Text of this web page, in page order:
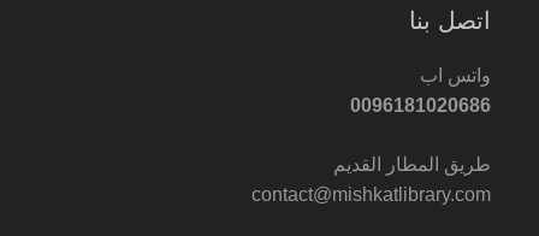
اتصل بنا
واتس اب
0096181020686
طريق المطار القديم
contact@mishkatlibrary.com